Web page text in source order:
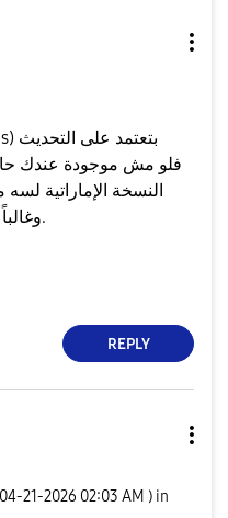
النسخة الإماراتية
A53، وغالباً هتنزل في التحديثات الجاية.
REPLY
‎04-21-2026 02:03 AM ) in